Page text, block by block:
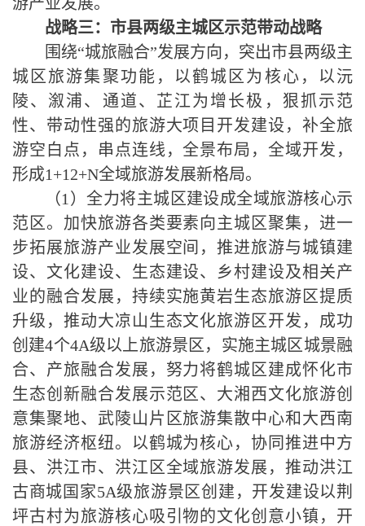
战略三： 市县两级主城区示范带动战略
围绕“城旅融合”发展方向，突出市县两级主
城区旅游集聚功能，以鹤城区为核心，以沅
陵、溆浦、通道、芷江为增长极，狠抓示范
性、带动性强的旅游大项目开发建设，补全旅
游空白点，串点连线，全景布局，全域开发，
形成1+12+N全域旅游发展新格局。
（1 ）全力将主城区建设成全域旅游核心示
范区。加快旅游各类要素向主城区聚集，进一
步拓展旅游产业发展空间，推进旅游与城镇建
设、文化建设、生态建设、乡村建设及相关产
业的融合发展，持续实施黄岩生态旅游区提质
升级，推动大凉山生态文化旅游 区 开发，成功
创建4个4A级以上旅游景区，实施主城区城景融
合、产旅融合发展，努力将鹤城区建成怀化市
生态创新融合发展示范区、大湘西文化旅游创
意集聚地、武陵山片区旅游集散中心和大西南
旅游经济枢纽。以鹤城为核心，协同推进中方
县、洪江市、洪江区全域旅游发展，推动洪江
古商城国家5A级旅游景区创建，开发建设以荆
坪古村为旅游核心吸引物的文化创意小镇，开